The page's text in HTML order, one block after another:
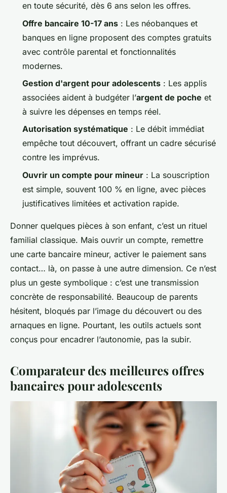
en toute sécurité, dès 6 ans selon les offres.
Offre bancaire 10-17 ans : Les néobanques et
banques en ligne proposent des comptes gratuits
avec contrôle parental et fonctionnalités
modernes.
Gestion d'argent pour adolescents : Les applis
associées aident à budgéter l’argent de poche et
à suivre les dépenses en temps réel.
Autorisation systématique : Le débit immédiat
empêche tout découvert, offrant un cadre sécurisé
contre les imprévus.
Ouvrir un compte pour mineur : La souscription
est simple, souvent 100 % en ligne, avec pièces
justificatives limitées et activation rapide.
Donner quelques pièces à son enfant, c’est un rituel
familial classique. Mais ouvrir un compte, remettre
une carte bancaire mineur, activer le paiement sans
contact… là, on passe à une autre dimension. Ce n’est
plus un geste symbolique : c’est une transmission
concrète de responsabilité. Beaucoup de parents
hésitent, bloqués par l’image du découvert ou des
arnaques en ligne. Pourtant, les outils actuels sont
conçus pour encadrer l’autonomie, pas la subir.
Comparateur des meilleures offres
bancaires pour adolescents